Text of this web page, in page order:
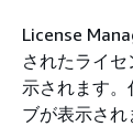
License
されたライ
示されます
ブが表示され